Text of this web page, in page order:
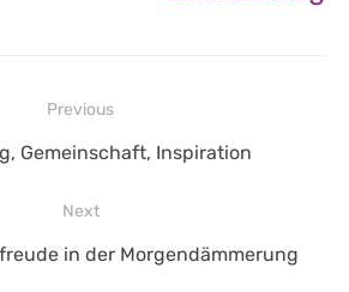
Previous
Gemeinschaft, Inspiration
Next
in der Morgendämmerung